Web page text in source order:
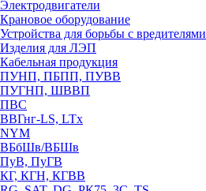
Электродвигатели
Крановое оборудование
Устройства для борьбы с вредителями
Изделия для ЛЭП
Кабельная продукция
ПУНП, ПБПП, ПУВВ
ПУГНП, ШВВП
ПВС
ВВГнг-LS, LTx
NYM
ВБбШв/ВБШв
ПуВ, ПуГВ
КГ, КГН, КГВВ